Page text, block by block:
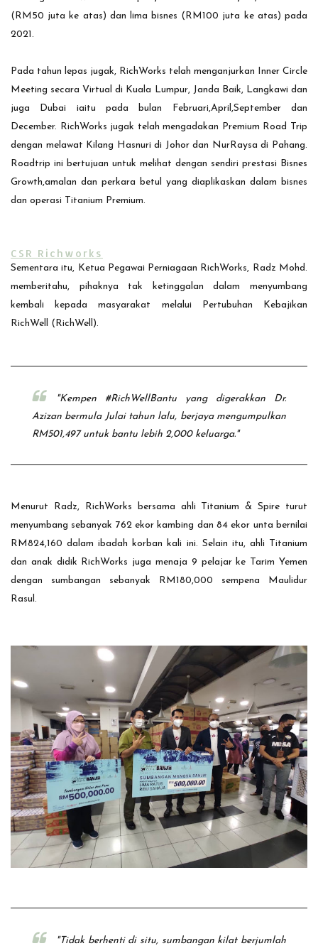
(RM50 juta ke atas) dan lima bisnes (RM100 juta ke atas) pada
2021.
Pada tahun lepas jugak, RichWorks telah menganjurkan Inner Circle
Meeting secara Virtual di Kuala Lumpur, Janda Baik, Langkawi dan
juga Dubai iaitu pada bulan Februari,April,September dan
December. RichWorks jugak telah mengadakan Premium Road Trip
dengan melawat Kilang Hasnuri di Johor dan NurRaysa di Pahang.
Roadtrip ini bertujuan untuk melihat dengan sendiri prestasi Bisnes
Growth,amalan dan perkara betul yang diaplikaskan dalam bisnes
dan operasi Titanium Premium.
CSR Richworks
Sementara itu, Ketua Pegawai Perniagaan RichWorks, Radz Mohd.
memberitahu, pihaknya tak ketinggalan dalam menyumbang
kembali kepada masyarakat melalui Pertubuhan Kebajikan
RichWell (RichWell).
"Kempen #RichWellBantu yang digerakkan Dr.
Azizan bermula Julai tahun lalu, berjaya mengumpulkan
RM501,497 untuk bantu lebih 2,000 keluarga."
Menurut Radz, RichWorks bersama ahli Titanium & Spire turut
menyumbang sebanyak 762 ekor kambing dan 84 ekor unta bernilai
RM824,160 dalam ibadah korban kali ini. Selain itu, ahli Titanium
dan anak didik RichWorks juga menaja 9 pelajar ke Tarim Yemen
dengan sumbangan sebanyak RM180,000 sempena Maulidur
Rasul.
"Tidak berhenti di situ, sumbangan kilat berjumlah